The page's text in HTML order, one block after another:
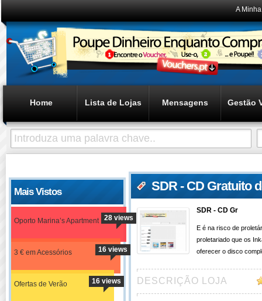
A
Home Lista de Lojas Mensagens Gestão
Mais Vistos
Oporto Marina’s Apartment 28 views
3 € em Acessórios 16 views
Ofertas de Verão 16 views
SDR - CD Gratuito
SDR - CD Gr
E é na risco de
proletariado que os
oferecer o disco
DESCRIÇÃO LOJA